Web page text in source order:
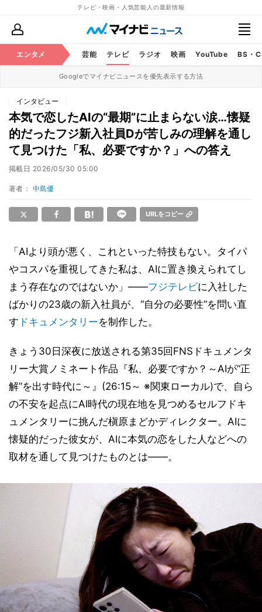
テレビ・映画・人気芸能人の最新情報
エンタメ 芸能 テレビ ラジオ 映画 YouTube BS・
Googleでマイナビニュースを優先表示する方法
インタビュー
本気で恋したAIの“最期”に止まらない涙…懐疑
的だったフジ新入社員Dが苦しみの理解を通し
て見つけた「私、必要ですか？」への答え
掲載日 2026/05/30 05:00
著者： 中島優
URLをコピー
「AIより頭が悪く、これといった特技もない。タイパ
やコスパを重視してきた私は、AIに置き換えられてし
まう存在なのではないか」――フジテレビに入社した
ばかりの23歳の新入社員が、“自分の必要性”を問い直
す ドキュメンタリーを制作した。
きょう30日深夜に放送される第35回FNSドキュメンタ
リー大賞ノミネート作品『私、必要ですか？～AIが“正
解”を出す時代に～』(26:15～ ※関東ローカル)で、自ら
の不安を起点にAI時代の現在地を見つめるセルフドキ
ュメンタリーに挑んだ槇原まどかディレクター。AIに
懐疑的だった彼女が、AIに本気の恋をした人などへの
取材を通して見つけたものとは――。